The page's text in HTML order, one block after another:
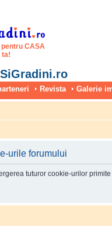
CASA
ta!
Revista Galerie
urile forumului
tuturor cookie-urilor